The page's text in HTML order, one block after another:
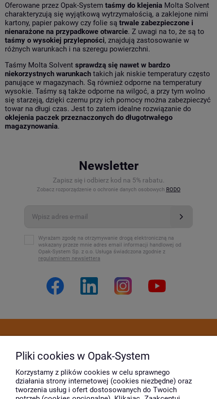
Oferowane przez Opak-System taśmy do klejenia Molta Solvent
charakteryzują się wyjątkową wytrzymałością, a zaklejone nimi
kartony, papier pakowy czy folie są trwale zabezpieczone i
nienarażone na przypadkowe otwarcie. Z uwagi na to, że są to
taśmy o wysokiej przylepności, znajdują zastosowanie w
różnych warunkach i na szeregu powierzchni.
Taśmy Molta Solvent sprawdzą się nawet w bardzo
niekorzystnych warunkach takich jak niskie temperatury często
panujące w magazynach. Są również odporne na temperatury
wysokie. Taśmy są także odporne na wilgoć, a przy tym wolno
się starzeją, dzięki czemu przy ich pomocy można zabezpieczyć
towar na długi czas. Jest to zatem idealne rozwiązanie do
oklejenia paczek przeznaczonych do długotrwałego
magazynowania.
Newsletter
Zapisz się i odbierz kod na 5% rabatu.
Zobacz rozporządzenie o ochronie danych osobowych RODO
Wyrażam zgodę na otrzymywanie drogą elektroniczną na
wskazany przeze mnie adres email informacji handlowej od
Opak-System Sp. z o.o. Usługa świadczona zgodnie z
regulaminem newslettera
Moje konto
Pliki cookies w Opak-System
Korzystamy z plików cookies w celu sprawnego
działania strony internetowej (cookies niezbędne) oraz
tworzenia usług i ofert dostosowanych do Twoich